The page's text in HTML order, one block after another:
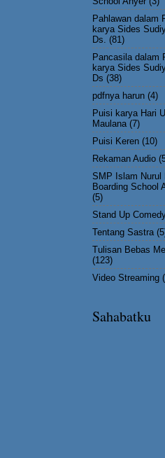
Pahlawan dalam
karya Sides
Ds. (81)
Pancasila dalam
karya Sides
Ds (38)
pdfnya harun (4)
Puisi karya Hari
Maulana (7)
Puisi Keren (10)
Rekaman Audio
SMP Islam Nurul
Boarding School
(5)
Stand Up
Tentang Sastra
Tulisan Bebas
(123)
Video Streaming
Sahabatku